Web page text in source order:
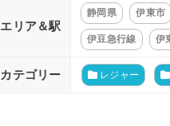
エリア＆駅
静岡県 伊東市
伊豆急行線 伊
カテゴリー レジャー